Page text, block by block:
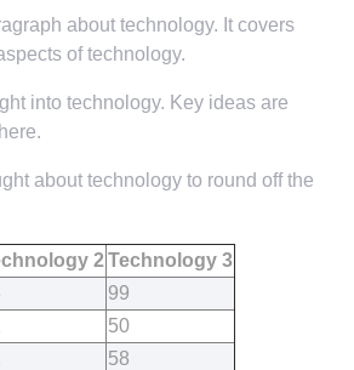
about technology. It covers
of technology.
into technology. Key ideas are
about technology to round off the
2 Technology 3
99
50
58